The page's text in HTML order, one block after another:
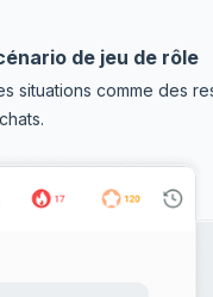
de jeu de rôle
situations comme des